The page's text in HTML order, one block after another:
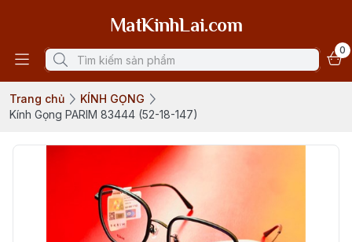
MatKinhLai.com
0
Trang chủ
KÍNH GỌNG
Kính Gọng PARIM 83444 (52-18-147)